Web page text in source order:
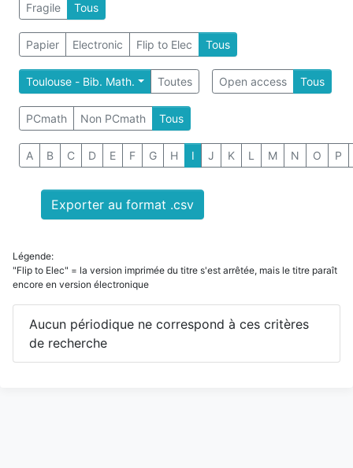
Fragile Tous
Papier Electronic Flip to Elec Tous
Toulouse - Bib. Math. Toutes Open access Tous
PCmath Non PCmath Tous
A B C D E F G H I J K L M N O P
Exporter au format .csv
Légende:
"Flip to Elec" = la version imprimée du titre s'est arrêtée, mais le titre paraît
encore en version électronique
Aucun périodique ne correspond à ces critères
de recherche